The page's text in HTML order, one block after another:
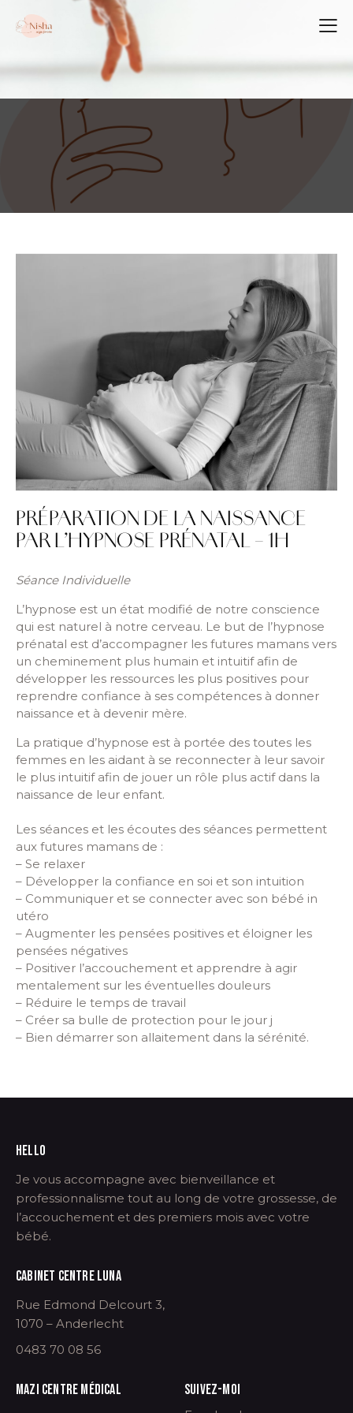
PRÉPARATION DE LA NAISSANCE
PAR L’HYPNOSE PRÉNATAL – 1H
Séance Individuelle
L’hypnose est un état modifié de notre conscience
qui est naturel à notre cerveau. Le but de l’hypnose
prénatal est d’accompagner les futures mamans vers
un cheminement plus humain et intuitif afin de
développer les ressources les plus positives pour
reprendre confiance à ses compétences à donner
naissance et à devenir mère.
La pratique d’hypnose est à portée des toutes les
femmes en les aidant à se reconnecter à leur savoir
le plus intuitif afin de jouer un rôle plus actif dans la
naissance de leur enfant.
Les séances et les écoutes des séances permettent
aux futures mamans de :
– Se relaxer
– Développer la confiance en soi et son intuition
– Communiquer et se connecter avec son bébé in
utéro
– Augmenter les pensées positives et éloigner les
pensées négatives
– Positiver l’accouchement et apprendre à agir
mentalement sur les éventuelles douleurs
– Réduire le temps de travail
– Créer sa bulle de protection pour le jour j
– Bien démarrer son allaitement dans la sérénité.
HELLO
Je vous accompagne avec bienveillance et
professionnalisme tout au long de votre grossesse, de
l’accouchement et des premiers mois avec votre
bébé.
CABINET CENTRE LUNA
Rue Edmond Delcourt 3,
1070 – Anderlecht
0483 70 08 56
MAZI CENTRE MÉDICAL SUIVEZ-MOI